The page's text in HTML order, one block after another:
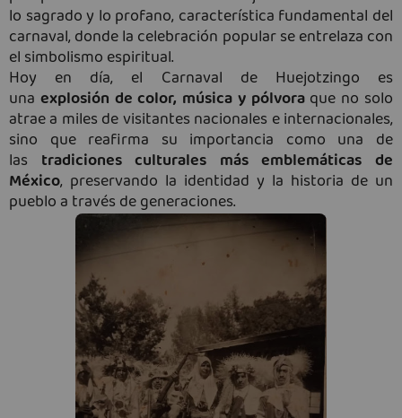
lo sagrado y lo profano, característica fundamental del
carnaval, donde la celebración popular se entrelaza con
el simbolismo espiritual.
Hoy en día, el Carnaval de Huejotzingo es
una explosión de color, música y pólvoraque no solo
atrae a miles de visitantes nacionales e internacionales,
sino que reafirma su importancia como una de
las tradiciones culturales más emblemáticas de
México, preservando la identidad y la historia de un
pueblo a través de generaciones.